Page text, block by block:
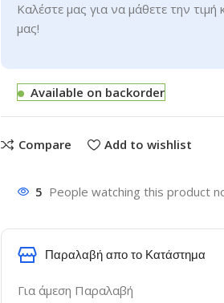
Καλέστε μας για να μάθετε την τιμή
μας!
Available on backorder
Compare Add to wishlist
5 People watching this product
Παραλαβή απο το Κατάστημα
Για άμεση Παραλαβή